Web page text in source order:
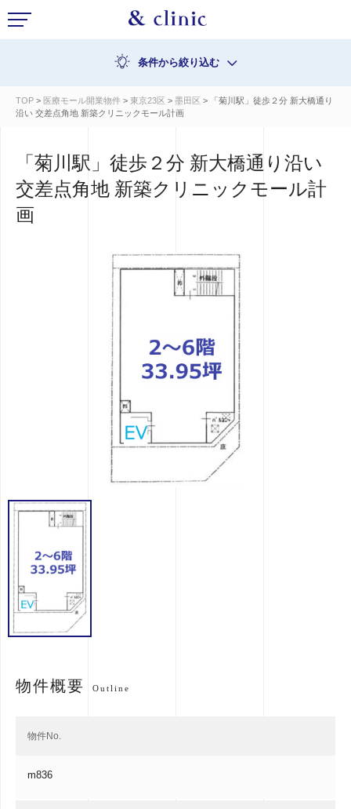
条件から絞り込む
TOP > 医療モール開業物件 > 東京23区 > 墨田区 > 「菊川駅」徒歩２分 新大橋通り
沿い 交差点角地 新築クリニックモール計画
「菊川駅」徒歩２分 新大橋通り沿い
交差点角地 新築クリニックモール計
画
物件概要 Outline
物件No.
m836